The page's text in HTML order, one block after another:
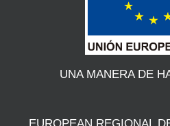
UNA MANERA DE